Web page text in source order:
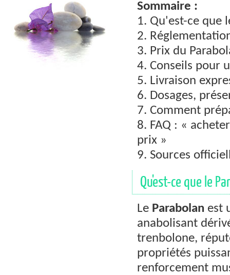
Sommaire :
1. Qu'est-ce que
2.
3. Prix du
4. Conseils pour
5. Livraison
6. Dosages,
7. Comment
8. FAQ : «
prix »
9. Sources
Qu'est-ce que le
Le Parabolan est
anabolisant
trenbolone,
propriétés
renforcement